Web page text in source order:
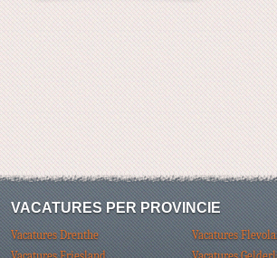
VACATURES PER PROVINCIE
Vacatures Drenthe
Vacatures